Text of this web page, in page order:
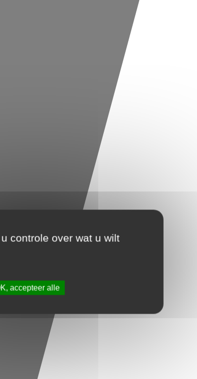
controle over wat u wilt
accepteer alle